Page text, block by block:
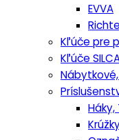
EVVA
Kľúče pre
Kľúče
Háky,